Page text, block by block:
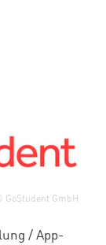
GoStudent GmbH
/ App-